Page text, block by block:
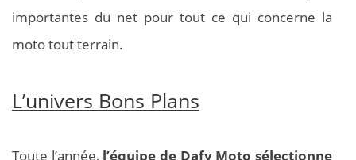
importantes du net pour tout ce qui concerne la
moto tout terrain.
L’univers Bons Plans
Toute l’année, l’équipe de Dafy Moto sélectionne